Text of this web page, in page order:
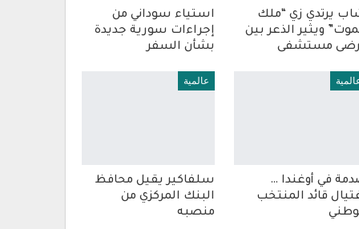
يرتدي زي “ملك
ويثير الذعر بين
مستشفى
استياء سوداني من
إجراءات سورية جديدة
بشأن السفر
في أوغندا …
قائد المنتخب
عالمية
سلفاكير يقيل محافظ
البنك المركزي من
منصبه